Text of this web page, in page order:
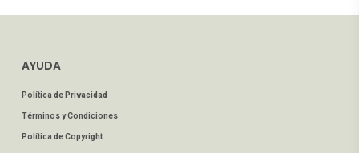
AYUDA
Política de Privacidad
Términos y Condiciones
Política de Copyright